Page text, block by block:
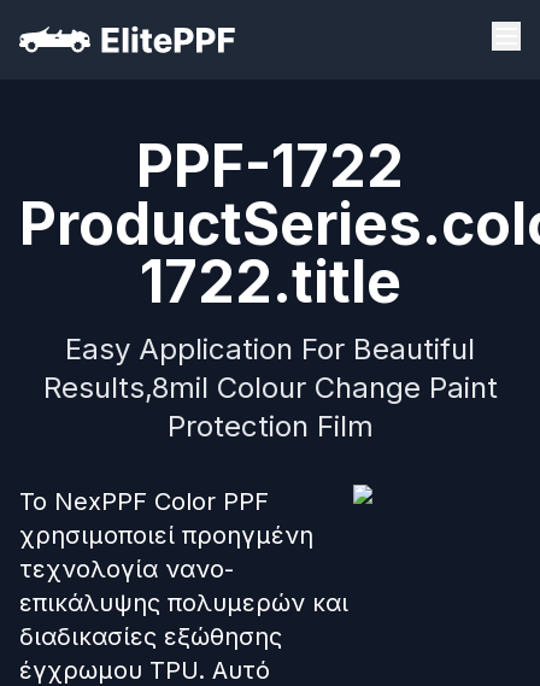
PPF-1722
1722.title
Easy Application For Beautiful
Results,8mil Colour Change Paint
Protection Film
Το NexPPF Color PPF
χρησιμοποιεί προηγμένη
τεχνολογία νανο-
επικάλυψης πολυμερών και
διαδικασίες εξώθησης
έγχρωμου TPU. Αυτό